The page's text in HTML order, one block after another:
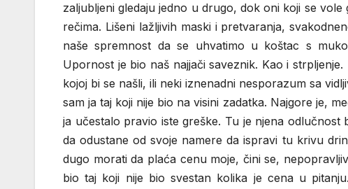
zaljubljeni gledaju jedno u drugo, dok oni koji se
rečima. Lišeni lažljivih maski i pretvaranja,
naše spremnost da se uhvatimo u koštac s
Upornost je bio naš najjači saveznik. Kao i
kojoj bi se našli, ili neki iznenadni nesporazum sa
sam ja taj koji nije bio na visini zadatka. Najgore je,
ja učestalo pravio iste greške. Tu je njena
da odustane od svoje namere da ispravi tu krivu
dugo morati da plaća cenu moje, čini se,
bio taj koji nije bio svestan kolika je cena u